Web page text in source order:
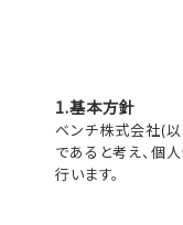
1.基本方針
ベンチ株式会社(以
であると考え、個
行います。